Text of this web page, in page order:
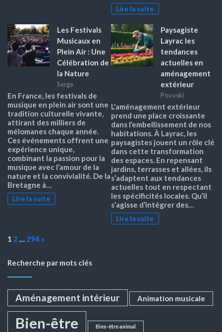
Lire la suite
Les Festivals
Musicaux en
Plein Air : Une
Célébration de
la Nature
Serge
En France, les festivals de
musique en plein air sont une
tradition culturelle vivante,
attirant des milliers de
mélomanes chaque année.
Ces événements offrent une
expérience unique,
combinant la passion pour la
musique avec l’amour de la
nature et la convivialité. De la
Bretagne à…
Lire la suite
Paysagiste
Layrac les
tendances
actuelles en
aménagement
extérieur
Povoski
L’aménagement extérieur
prend une place croissante
dans l’embellissement de nos
habitations. À Layrac, les
paysagistes jouent un rôle clé
dans cette transformation
des espaces. En repensant
jardins, terrasses et allées, ils
s’adaptent aux tendances
actuelles tout en respectant
les spécificités locales. Qu’il
s’agisse d’intégrer des…
Lire la suite
Page:
1 2 … 294 Next
»
Recherche par mots clés
Aménagement intérieur Animation musicale
Bien-être Bien-être animal